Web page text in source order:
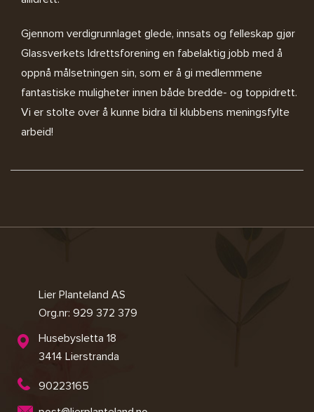
Gjennom verdigrunnlaget glede, innsats og felleskap gjør
Glassverkets Idrettsforening en fabelaktig jobb med å
oppnå målsetningen sin, som er å gi medlemmene
fantastiske muligheter innen både bredde- og toppidrett.
Vi er stolte over å kunne bidra til klubbens meningsfylte
arbeid!
Lier Planteland AS
Org.nr: 929 372 379
Husebysletta 18
3414 Lierstranda
90223165